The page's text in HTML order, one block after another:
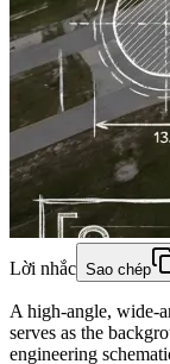
Lời nhắc Sao chép
A high-angle, wide-
serves as the
engineering